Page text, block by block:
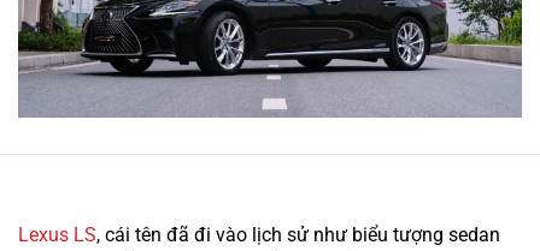
Lexus LS, cái tên đã đi vào lịch sử như biểu tượng sedan